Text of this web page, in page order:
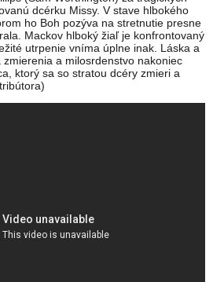
dcérku Missy. V stave hlbokého
ho Boh pozýva na stretnutie presne
Mackov hlboký žiaľ je konfrontovaný
utrpenie vníma úplne inak. Láska a
a milosrdenstvo nakoniec
ktorý sa so stratou dcéry zmieri a